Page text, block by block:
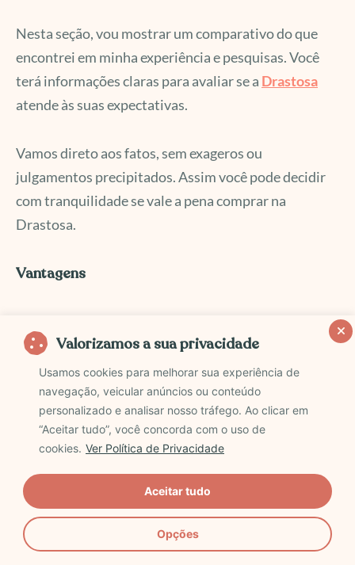
Valorizamos a sua privacidade
Usamos cookies para melhorar sua experiência de
navegação, veicular anúncios ou conteúdo
personalizado e analisar nosso tráfego. Ao clicar em
“Aceitar tudo”, você concorda com o uso de
cookies. Ver Política de Privacidade
Opções
Aceitar tudo
Nesta seção, vou mostrar um comparativo do que
encontrei em minha experiência e pesquisas. Você
terá informações claras para avaliar se a Drastosa
atende às suas expectativas.
Vamos direto aos fatos, sem exageros ou
julgamentos precipitados. Assim você pode decidir
com tranquilidade se vale a pena comprar na
Drastosa.
Vantagens
Encontre produtos das melhores marcas
esportivas por preços que realmente valem a
pena.
Loja física: A unidade da Rua dos Pinheiros
oferece uma experiência de compra com
: Destaque para peças da
Columbia de coleções passadas com preços abaixo